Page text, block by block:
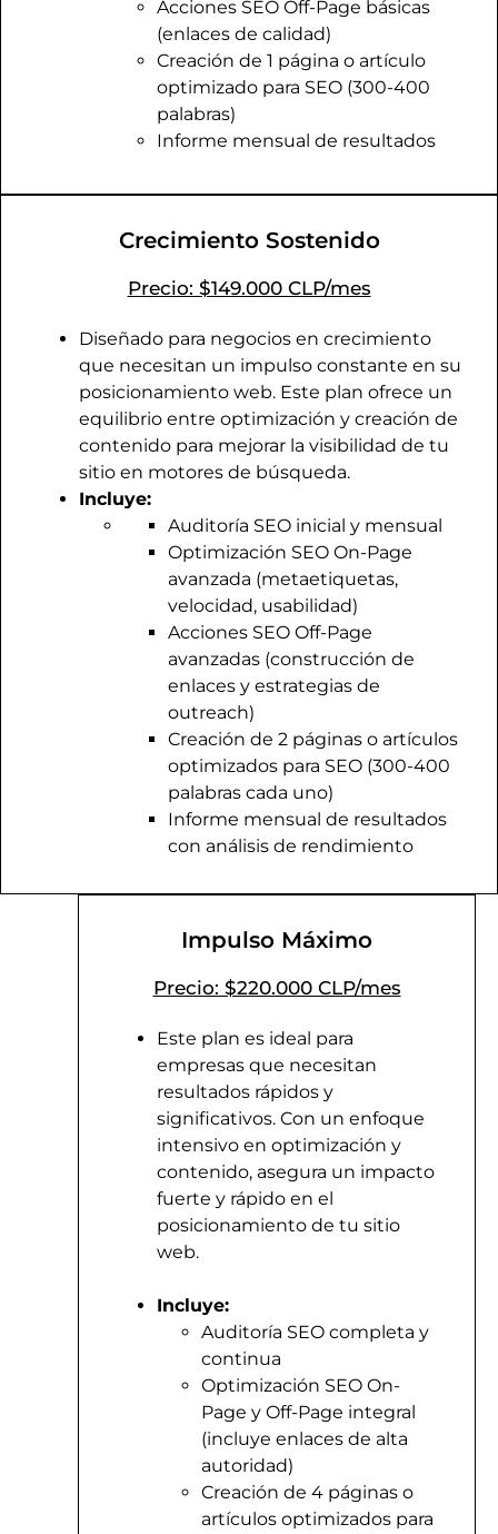
Acciones SEO Off-Page básicas
(enlaces de calidad)
Creación de 1 página o artículo
optimizado para SEO (300-400
palabras)
Informe mensual de resultados
Crecimiento Sostenido
Precio: $149.000 CLP/mes
Diseñado para negocios en crecimiento
que necesitan un impulso constante en su
posicionamiento web. Este plan ofrece un
equilibrio entre optimización y creación de
contenido para mejorar la visibilidad de tu
sitio en motores de búsqueda.
Incluye:
Auditoría SEO inicial y mensual
Optimización SEO On-Page
avanzada (metaetiquetas,
velocidad, usabilidad)
Acciones SEO Off-Page
avanzadas (construcción de
enlaces y estrategias de
outreach)
Creación de 2 páginas o artículos
optimizados para SEO (300-400
palabras cada uno)
Informe mensual de resultados
con análisis de rendimiento
Impulso Máximo
Precio: $220.000 CLP/mes
Este plan es ideal para
empresas que necesitan
resultados rápidos y
significativos. Con un enfoque
intensivo en optimización y
contenido, asegura un impacto
fuerte y rápido en el
posicionamiento de tu sitio
web.
Incluye:
Auditoría SEO completa y
continua
Optimización SEO On-
Page y Off-Page integral
(incluye enlaces de alta
autoridad)
Creación de 4 páginas o
artículos optimizados para